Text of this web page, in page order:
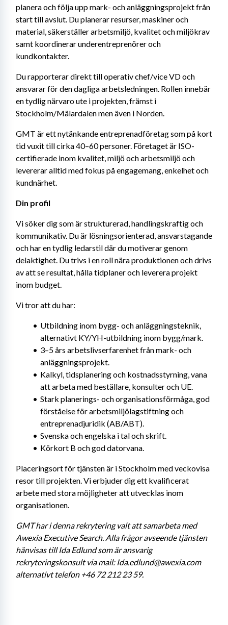
planera och följa upp mark- och anläggningsprojekt från
start till avslut. Du planerar resurser, maskiner och
material, säkerställer arbetsmiljö, kvalitet och miljökrav
samt koordinerar underentreprenörer och
kundkontakter.
Du rapporterar direkt till operativ chef/vice VD och
ansvarar för den dagliga arbetsledningen. Rollen innebär
en tydlig närvaro ute i projekten, främst i
Stockholm/Mälardalen men även i Norden.
GMT är ett nytänkande entreprenadföretag som på kort
tid vuxit till cirka 40–60 personer. Företaget är ISO-
certifierade inom kvalitet, miljö och arbetsmiljö och
levererar alltid med fokus på engagemang, enkelhet och
kundnärhet.
Din profil
Vi söker dig som är strukturerad, handlingskraftig och
kommunikativ. Du är lösningsorienterad, ansvarstagande
och har en tydlig ledarstil där du motiverar genom
delaktighet. Du trivs i en roll nära produktionen och drivs
av att se resultat, hålla tidplaner och leverera projekt
inom budget.
Vi tror att du har:
Utbildning inom bygg- och anläggningsteknik,
alternativt KY/YH-utbildning inom bygg/mark.
3–5 års arbetslivserfarenhet från mark- och
anläggningsprojekt.
Kalkyl, tidsplanering och kostnadsstyrning, vana
att arbeta med beställare, konsulter och UE.
Stark planerings- och organisationsförmåga, god
förståelse för arbetsmiljölagstiftning och
entreprenadjuridik (AB/ABT).
Svenska och engelska i tal och skrift.
Körkort B och god datorvana.
Placeringsort för tjänsten är i Stockholm med veckovisa
resor till projekten. Vi erbjuder dig ett kvalificerat
arbete med stora möjligheter att utvecklas inom
organisationen.
GMT har i denna rekrytering valt att samarbeta med
Awexia Executive Search. Alla frågor avseende tjänsten
hänvisas till Ida Edlund som är ansvarig
rekryteringskonsult via mail: Ida.edlund@awexia.com
alternativt telefon +46 72 212 23 59.